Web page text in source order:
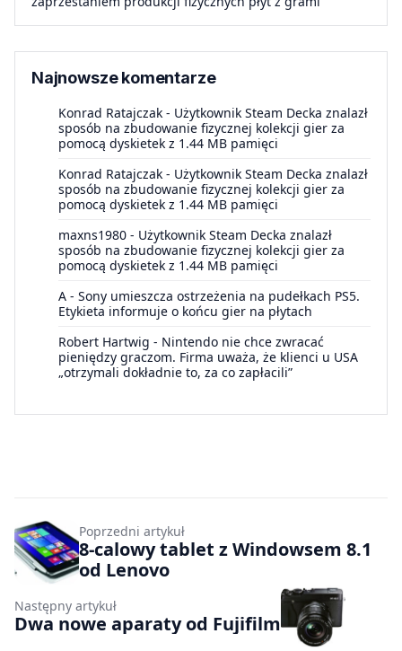
Najnowsze komentarze
Konrad Ratajczak - Użytkownik Steam Decka znalazł
sposób na zbudowanie fizycznej kolekcji gier za
pomocą dyskietek z 1.44 MB pamięci
Konrad Ratajczak - Użytkownik Steam Decka znalazł
sposób na zbudowanie fizycznej kolekcji gier za
pomocą dyskietek z 1.44 MB pamięci
maxns1980 - Użytkownik Steam Decka znalazł
sposób na zbudowanie fizycznej kolekcji gier za
pomocą dyskietek z 1.44 MB pamięci
A - Sony umieszcza ostrzeżenia na pudełkach PS5.
Etykieta informuje o końcu gier na płytach
Robert Hartwig - Nintendo nie chce zwracać
pieniędzy graczom. Firma uważa, że klienci u USA
„otrzymali dokładnie to, za co zapłacili”
Poprzedni artykuł
8-calowy tablet z Windowsem 8.1
od Lenovo
Następny artykuł
Dwa nowe aparaty od Fujifilm